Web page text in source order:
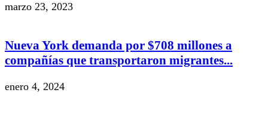
marzo 23, 2023
Nueva York demanda por $708 millones a
compañías que transportaron migrantes...
enero 4, 2024